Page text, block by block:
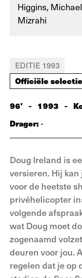
Higgins,
Mizrahi
EDITIE 1993
Officiële
96' - 1993 -
Drager:-
Doug Ireland is
versieren. Hij
voor de heetste
privéhelicopter
volgende
wat Doug moet
zogenaamd
deuren voor jou.
regelen dat je op